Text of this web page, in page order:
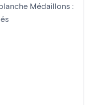
Médaillons :